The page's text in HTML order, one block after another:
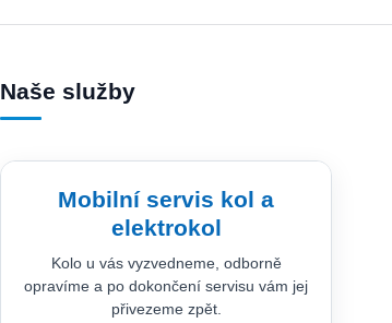
Naše služby
Mobilní servis kol a
elektrokol
Kolo u vás vyzvedneme, odborně
opravíme a po dokončení servisu vám jej
přivezeme zpět.